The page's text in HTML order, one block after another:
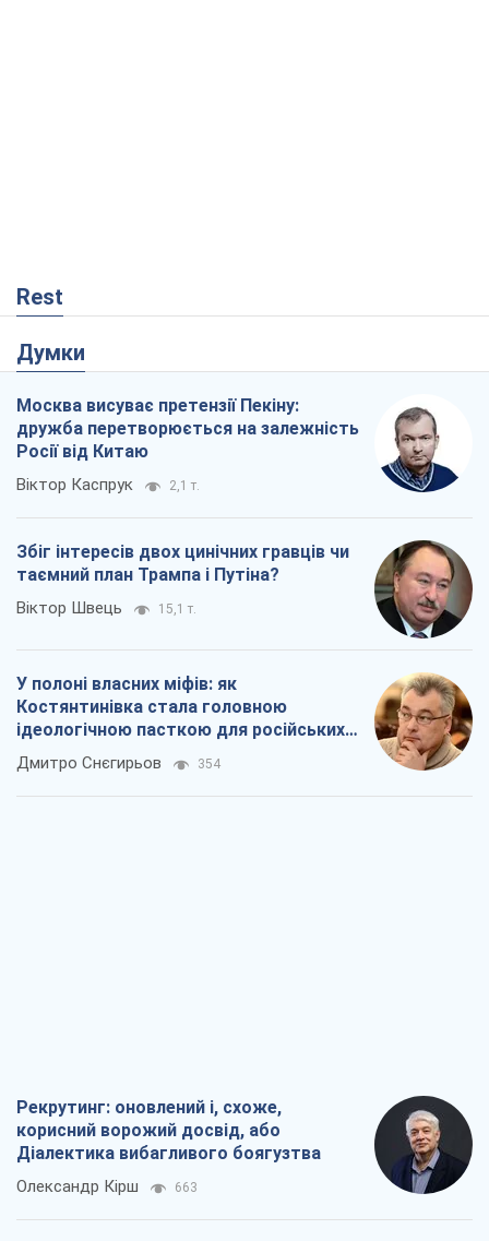
Rest
Думки
Москва висуває претензії Пекіну:
дружба перетворюється на залежність
Росії від Китаю
Віктор Каспрук 2,1 т.
Збіг інтересів двох цинічних гравців чи
таємний план Трампа і Путіна?
Віктор Швець 15,1 т.
У полоні власних міфів: як
Костянтинівка стала головною
ідеологічною пасткою для російських
окупантів
Дмитро Снєгирьов 354
Рекрутинг: оновлений і, схоже,
корисний ворожий досвід, або
Діалектика вибагливого боягузтва
Олександр Кірш 663